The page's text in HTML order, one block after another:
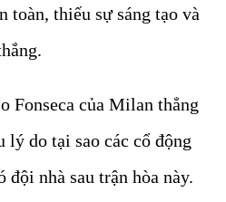
toàn, thiếu sự sáng tạo và
Fonseca của Milan thẳng
lý do tại sao các cổ động
nhà sau trận hòa này.